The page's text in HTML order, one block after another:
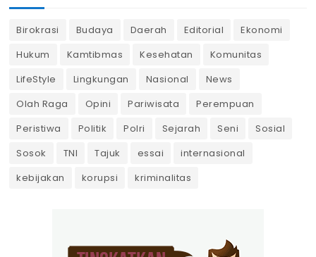
Birokrasi Budaya Daerah Editorial
Ekonomi
Hukum
Kamtibmas Kesehatan
Komunitas
LifeStyle
Lingkungan Nasional
News
Olah Raga
Opini Pariwisata
Perempuan
Peristiwa
Politik Polri Sejarah Seni
Sosial
Sosok
TNI Tajuk essai
internasional
kebijakan
korupsi kriminalitas